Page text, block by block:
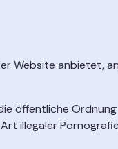
Website anbietet,
öffentliche
illegaler